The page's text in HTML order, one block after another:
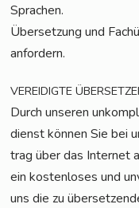
Sprachen.
Über­set­zung und
anfordern.
VEREIDIGTE
Durch unse­ren
dienst kön­nen Sie bei
trag über das Inter­net
ein kos­ten­lo­ses und
uns die zu